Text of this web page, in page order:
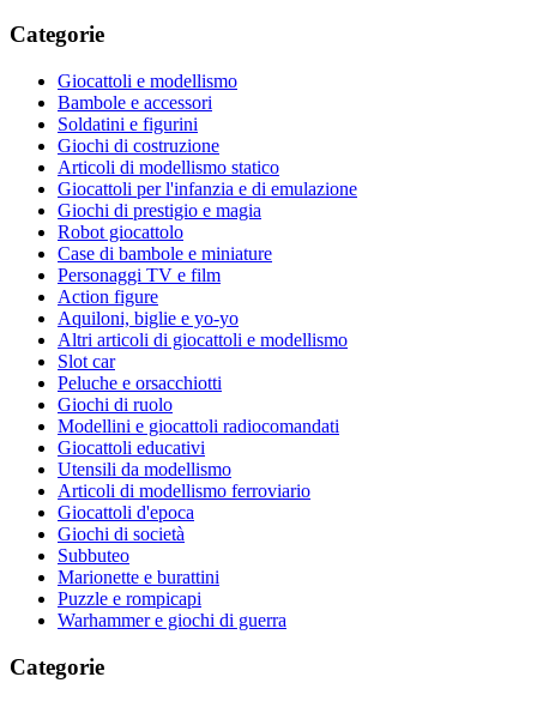
Categorie
Giocattoli e modellismo
Bambole e accessori
Soldatini e figurini
Giochi di costruzione
Articoli di modellismo statico
Giocattoli per l'infanzia e di emulazione
Giochi di prestigio e magia
Robot giocattolo
Case di bambole e miniature
Personaggi TV e film
Action figure
Aquiloni, biglie e yo-yo
Altri articoli di giocattoli e modellismo
Slot car
Peluche e orsacchiotti
Giochi di ruolo
Modellini e giocattoli radiocomandati
Giocattoli educativi
Utensili da modellismo
Articoli di modellismo ferroviario
Giocattoli d'epoca
Giochi di società
Subbuteo
Marionette e burattini
Puzzle e rompicapi
Warhammer e giochi di guerra
Categorie